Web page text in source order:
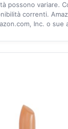
possono variare.
correnti.
Inc. o sue